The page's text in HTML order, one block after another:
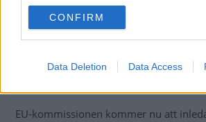
use your data for below specified
consent section.
CONFIRM
Data Deletion Data Access
ett brev till kommissionen där de
stödet för biogas har stor betydelse för
energiomställningen och industrin.
EU-kommissionen kommer nu att